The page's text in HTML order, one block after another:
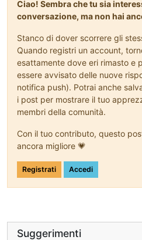
Ciao! Sembra che tu sia
conversazione, ma non hai
Stanco di dover scorrere gli
Quando registri un account,
esattamente dove eri rimasto e
essere avvisato delle nuove
notifica push). Potrai anche
i post per mostrare il tuo
membri della comunità.
Con il tuo contributo, questo
ancora migliore 💗
Registrati Accedi
Suggerimenti